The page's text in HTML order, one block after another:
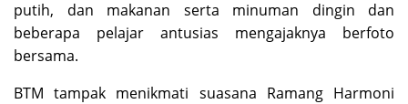
putih, dan makanan serta minuman dingin dan
beberapa pelajar antusias mengajaknya berfoto
bersama.
BTM tampak menikmati suasana Ramang Harmoni